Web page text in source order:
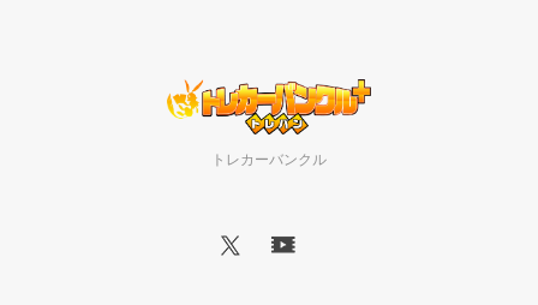
トレカーバンクル